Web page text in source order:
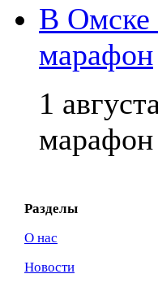
В Омске
марафон
1
Разделы
О нас
Новости